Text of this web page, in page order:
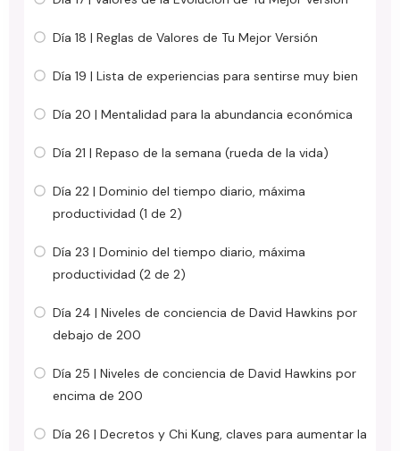
Día 18 | Reglas de Valores de Tu Mejor Versión
Día 19 | Lista de experiencias para sentirse muy bien
Día 20 | Mentalidad para la abundancia económica
Día 21 | Repaso de la semana (rueda de la vida)
Día 22 | Dominio del tiempo diario, máxima
productividad (1 de 2)
Día 23 | Dominio del tiempo diario, máxima
productividad (2 de 2)
Día 24 | Niveles de conciencia de David Hawkins por
debajo de 200
Día 25 | Niveles de conciencia de David Hawkins por
encima de 200
Día 26 | Decretos y Chi Kung, claves para aumentar la